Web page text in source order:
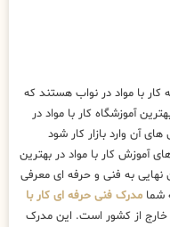
کار با مواد در نواب هستند که
آموزشگاه کار با مواد در
آن وارد بازار کار شود
آموزش کار با مواد در بهترین
نهایی به فنی و حرفه ای معرفی
شما مدرک فنی حرفه ای کار با
خارج از کشور است. این مدرک